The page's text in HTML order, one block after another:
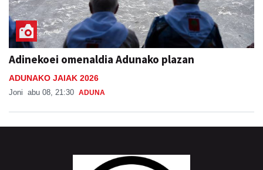
Adinekoei omenaldia Adunako plazan
ADUNAKO JAIAK 2026
Joni abu 08, 21:30 ADUNA